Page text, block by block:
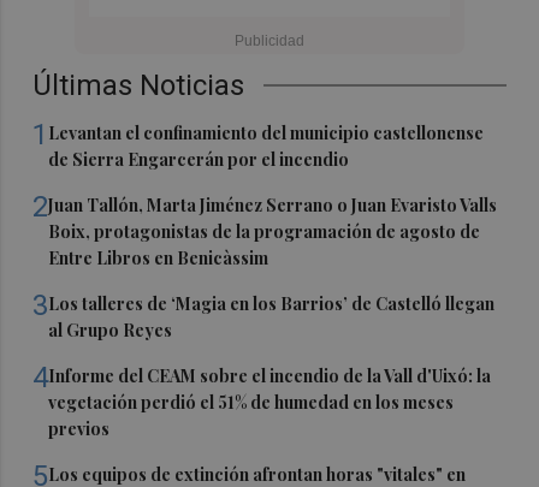
Últimas Noticias
1 Levantan el confinamiento del municipio castellonense
de Sierra Engarcerán por el incendio
2Juan Tallón, Marta Jiménez Serrano o Juan Evaristo Valls
Boix, protagonistas de la programación de agosto de
Entre Libros en Benicàssim
3Los talleres de ‘Magia en los Barrios’ de Castelló llegan
al Grupo Reyes
4Informe del CEAM sobre el incendio de la Vall d'Uixó: la
vegetación perdió el 51% de humedad en los meses
previos
5Los equipos de extinción afrontan horas "vitales" en